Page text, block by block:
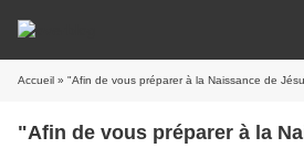
Accueil » "Afin de vous préparer à la Naissance de
"Afin de vous préparer à la